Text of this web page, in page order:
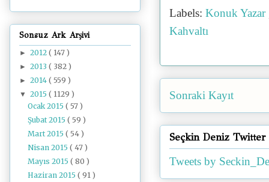
Labels: Konuk Yazar
Kahvaltı
Sonraki Kayıt
Seçkin Deniz Twitter
Tweets by
Sonsuz Ark Arşivi
► 2012 ( 147 )
► 2013 ( 382 )
► 2014 ( 559 )
▼ 2015 ( 1129 )
Ocak 2015( 57 )
Şubat 2015( 59 )
Mart 2015( 54 )
Nisan 2015( 47 )
Mayıs 2015( 80 )
Haziran 2015( 91 )